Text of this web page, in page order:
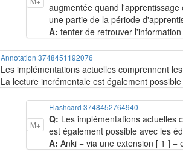
augmentée quand
une partie de la période
A:tenter de retrouver
Annotation 3748451192076
Les implémentations actuelles comprennent
La lecture incrémentale est également
M+
Flashcard 3748452764940
Q: Les implémentations actuelles
est également possible avec les
A:Anki − via une extension [ 1 ] −